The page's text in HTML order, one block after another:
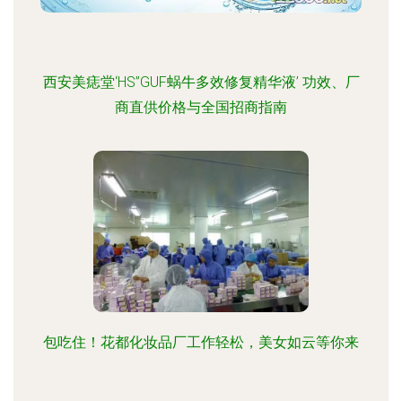
西安美痣堂‘HS”GUF蜗牛多效修复精华液’ 功效、厂
商直供价格与全国招商指南
包吃住！花都化妆品厂工作轻松，美女如云等你来